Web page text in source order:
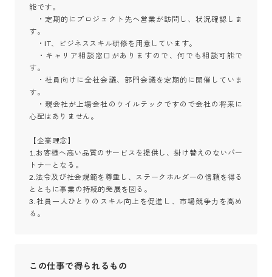
能です。
・定期的にプロジェクト先へ営業が訪問し、状況確認しま
す。
・IT、ビジネススキル研修を用意しています。
・キャリア相談窓口がありますので、何でも相談可能で
す。
・社員向けに全社会議、部門会議を定期的に開催していま
す。
・親会社が上場会社のウイルテックですので会社の将来に
心配はありません。
【企業理念】
1.お客様へ高い品質のサービスを提供し、掛け替えのないパー
トナーとなる。
2.法令及び社会規範を尊重し、ステークホルダーの信頼を得る
とともに事業の持続的発展を図る。
3.社員一人ひとりのスキル向上を促進し、市場競争力を高め
る。
この仕事で得られるもの